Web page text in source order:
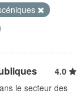
4.0
le secteur des